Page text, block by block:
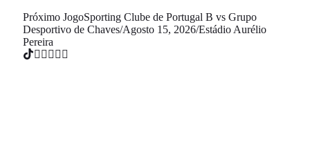
Próximo JogoSporting Clube de Portugal B vs Grupo
Desportivo de Chaves/Agosto 15, 2026/Estádio Aurélio
Pereira